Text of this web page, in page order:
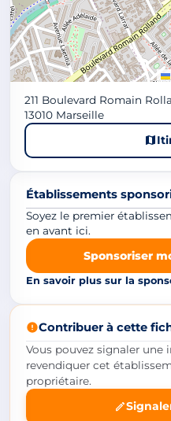
211 Boulevard Romain
13010 Marseille
Établissements
Soyez le premier
en avant ici.
Sponsoriser
En savoir plus sur la
Contribuer à cette
Vous pouvez signaler
revendiquer cet
propriétaire.